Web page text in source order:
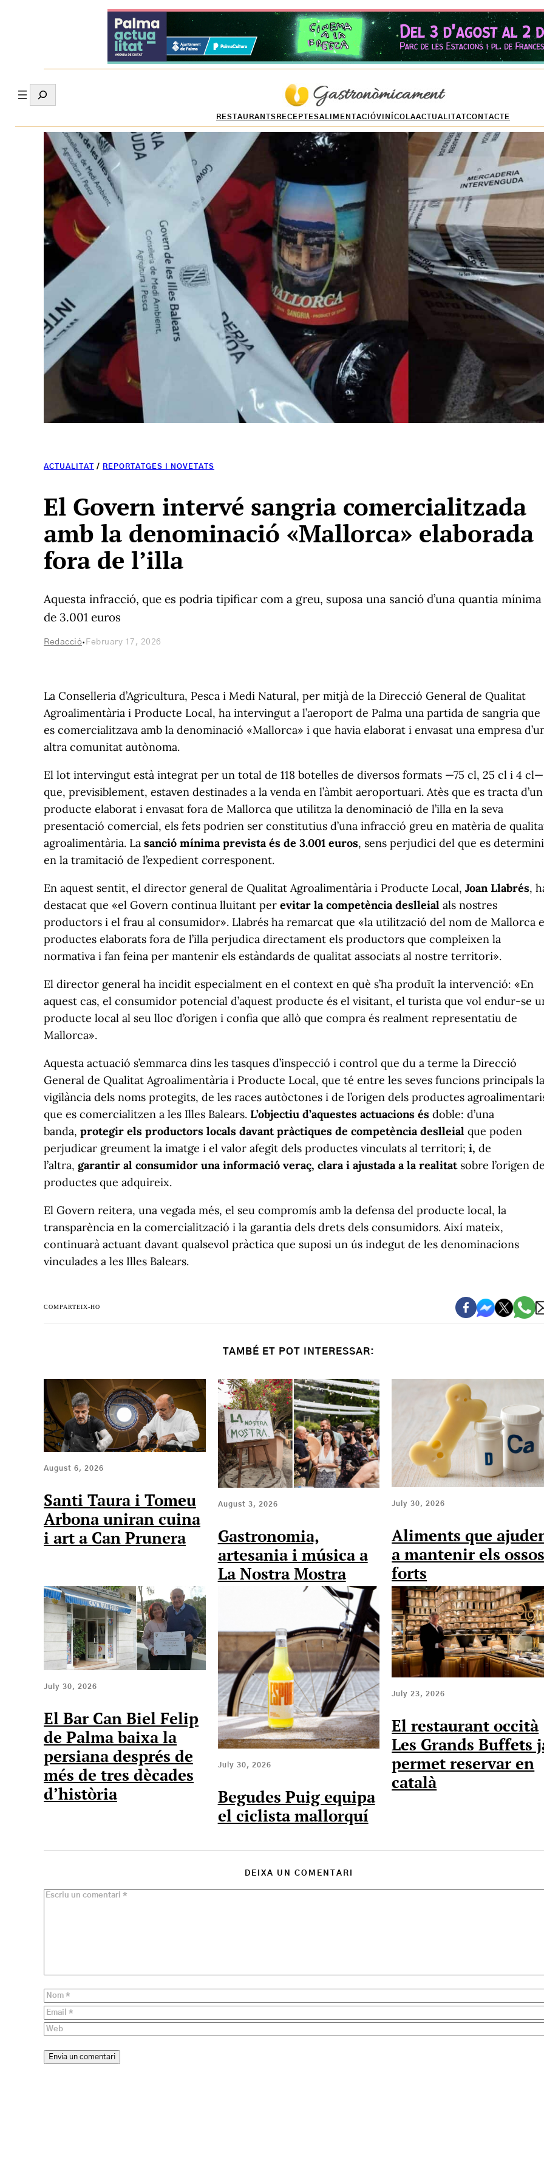
Search
RESTAURANTS RECEPTESALIMENTACIÓVINÍCOLAACTUALITATCONTACTE
ACTUALITAT / REPORTATGES I NOVETATS
El Govern intervé sangria comercialitzada
amb la denominació «Mallorca» elaborada
fora de l’illa
Aquesta infracció, que es podria tipificar com a greu, suposa una sanció d’una quantia mínima
de 3.001 euros
Redacció· February 17, 2026
La Conselleria d’Agricultura, Pesca i Medi Natural, per mitjà de la Direcció General de Qualitat
Agroalimentària i Producte Local, ha intervingut a l’aeroport de Palma una partida de sangria que
es comercialitzava amb la denominació «Mallorca» i que havia elaborat i envasat una empresa
altra comunitat autònoma.
El lot intervingut està integrat per un total de 118 botelles de diversos formats —75 cl, 25 cl i 4 cl—
que, previsiblement, estaven destinades a la venda en l’àmbit aeroportuari. Atès que es tracta d’un
producte elaborat i envasat fora de Mallorca que utilitza la denominació de l’illa en la seva
presentació comercial, els fets podrien ser constitutius d’una infracció greu en matèria de
agroalimentària. La sanció mínima prevista és de 3.001 euros, sens perjudici del que es determini
en la tramitació de l’expedient corresponent.
En aquest sentit, el director general de Qualitat Agroalimentària i Producte Local, Joan Llabrés,
destacat que «el Govern continua lluitant per evitar la competència deslleial als nostres
productors i el frau al consumidor». Llabrés ha remarcat que «la utilització del nom de Mallorca
productes elaborats fora de l’illa perjudica directament els productors que compleixen la
normativa i fan feina per mantenir els estàndards de qualitat associats al nostre territori».
El director general ha incidit especialment en el context en què s’ha produït la intervenció: «En
aquest cas, el consumidor potencial d’aquest producte és el visitant, el turista que vol endur-se
producte local al seu lloc d’origen i confia que allò que compra és realment representatiu de
Mallorca».
Aquesta actuació s’emmarca dins les tasques d’inspecció i control que du a terme la Direcció
General de Qualitat Agroalimentària i Producte Local, que té entre les seves funcions principals la
vigilància dels noms protegits, de les races autòctones i de l’origen dels productes
que es comercialitzen a les Illes Balears. L’objectiu d’aquestes actuacions és doble: d’una
banda, protegir els productors locals davant pràctiques de competència deslleial que poden
perjudicar greument la imatge i el valor afegit dels productes vinculats al territori; i, de
l’altra, garantir al consumidor una informació veraç, clara i ajustada a la realitatsobre l’origen
productes que adquireix.
El Govern reitera, una vegada més, el seu compromís amb la defensa del producte local, la
transparència en la comercialització i la garantia dels drets dels consumidors. Així mateix,
continuarà actuant davant qualsevol pràctica que suposi un ús indegut de les denominacions
vinculades a les Illes Balears.
COMPARTEIX-HO
TAMBÉ ET POT INTERESSAR:
August 6, 2026
Santi Taura i Tomeu
Arbona uniran cuina
i art a Can Prunera
August 3, 2026
Gastronomia,
artesania i música a
La Nostra Mostra
July 30, 2026
Aliments que
a mantenir els
forts
July 30, 2026
El Bar Can Biel Felip
de Palma baixa la
persiana després de
més de tres dècades
d’història
July 30, 2026
Begudes Puig equipa
el ciclista mallorquí
July 23, 2026
El restaurant occità
Les Grands Buffets
permet reservar en
català
DEIXA UN COMENTARI